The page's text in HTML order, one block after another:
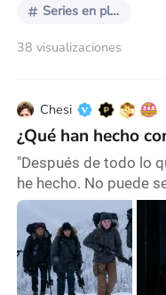
Series en plataformas
38 visualizaciones
Chesi
¿Qué han hecho
"Después de todo lo
he hecho. No puede
Como así han
con la estructura
género épico, al sci-
de la sorpresa y de
diferencial. A medida